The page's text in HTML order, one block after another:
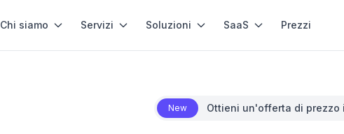
Chi siamo Servizi Soluzioni SaaS Prezzi
New Ottieni un'offerta di prezzo